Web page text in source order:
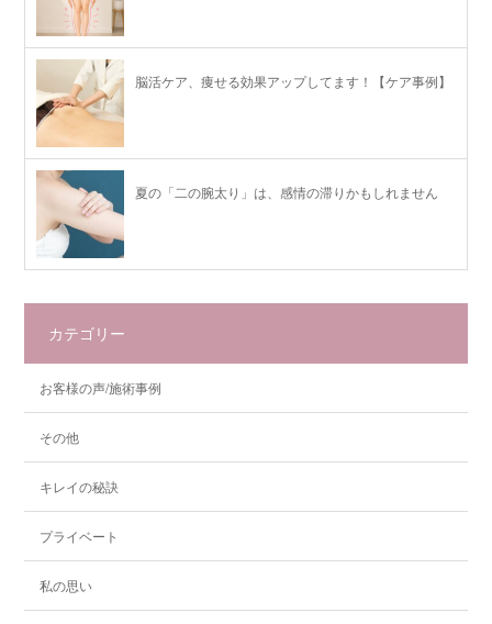
脳活ケア、痩せる効果アップしてます！【ケア事例】
夏の「二の腕太り」は、感情の滞りかもしれません
カテゴリー
お客様の声/施術事例
その他
キレイの秘訣
プライベート
私の思い